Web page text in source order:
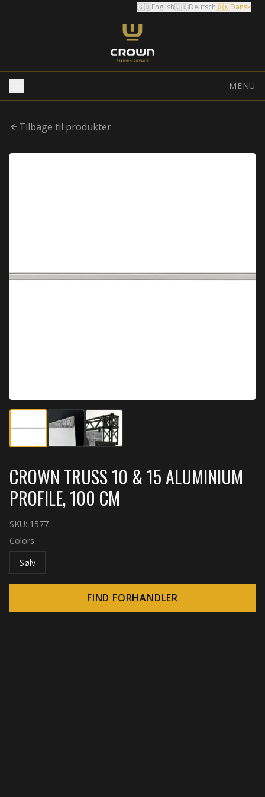
🇬🇧English🇩🇪Deutsch🇩🇰Dansk
MENU
Tilbage til produkter
CROWN TRUSS 10 & 15 ALUMINIUM
PROFILE, 100 CM
SKU: 1577
Colors
Sølv
FIND FORHANDLER